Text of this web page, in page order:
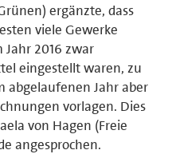
ergänzte, dass
viele Gewerke
2016 zwar
eingestellt waren, zu
abgelaufenen Jahr aber
vorlagen. Dies
von Hagen (Freie
angesprochen.